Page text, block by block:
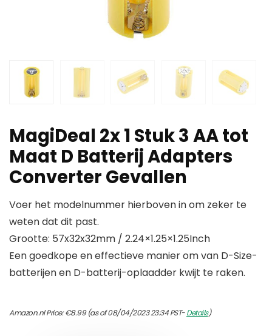
MagiDeal 2x 1 Stuk 3 AA tot
Maat D Batterij Adapters
Converter Gevallen
Voer het modelnummer hierboven in om zeker te
weten dat dit past.
Grootte: 57x32x32mm / 2.24×1.25×1.25Inch
Een goedkope en effectieve manier om van D-Size-
batterijen en D-batterij-oplaadder kwijt te raken.
Amazon.nl Price:€8.99(as of 08/04/2023 23:34 PST-Details)